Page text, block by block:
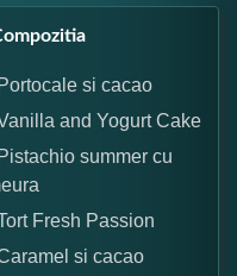
Portocale si cacao
and Yogurt Cake
Pistachio summer cu
Fresh Passion
si cacao